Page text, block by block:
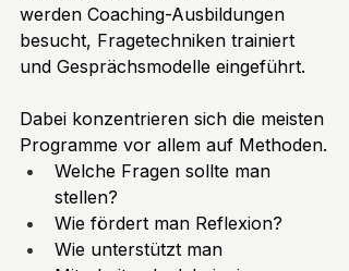
werden Coaching-Ausbildungen
besucht, Fragetechniken trainiert
und Gesprächsmodelle eingeführt.
Dabei konzentrieren sich die meisten
Programme vor allem auf Methoden.
Welche Fragen sollte man
stellen?
Wie fördert man Reflexion?
Wie unterstützt man